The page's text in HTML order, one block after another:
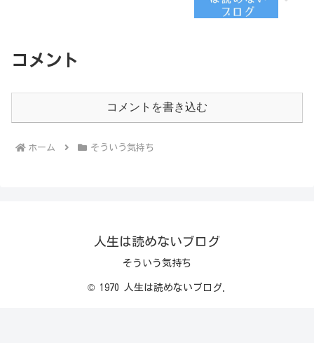
コメント
コメントを書き込む
ホーム そういう気持ち
人生は読めないブログ
そういう気持ち
© 1970 人生は読めないブログ.